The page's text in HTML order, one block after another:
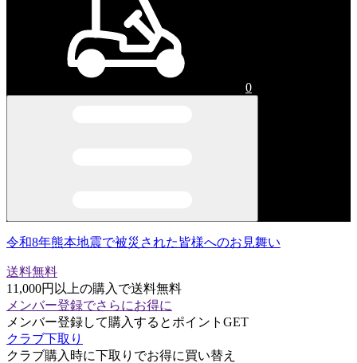
0
令和8年熊本地震で被災された皆様へのお見舞い
送料無料
11,000円以上の購入で送料無料
メンバー登録でさらにお得に
メンバー登録して購入するとポイントGET
クラブ下取り
クラブ購入時に下取りでお得に買い替え